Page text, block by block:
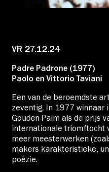
Educatie
Over Stichting
Nieuws
Account
Volg ons op:
VR 27.12.24
Padre Padrone (1977)
Paolo en Vittorio Taviani
Een van de beroemdste
zeventig. In 1977 winnaar
Gouden Palm als de prijs
internationale triomftocht
meer meesterwerken
makers karakteristieke,
poëzie.